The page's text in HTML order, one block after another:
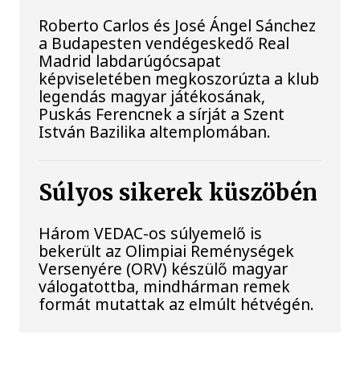
Roberto Carlos és José Ángel Sánchez
a Budapesten vendégeskedő Real
Madrid labdarúgócsapat
képviseletében megkoszorúzta a klub
legendás magyar játékosának,
Puskás Ferencnek a sírját a Szent
István Bazilika altemplomában.
Súlyos sikerek küszöbén
Három VEDAC-os súlyemelő is
bekerült az Olimpiai Reménységek
Versenyére (ORV) készülő magyar
válogatottba, mindhárman remek
formát mutattak az elmúlt hétvégén.